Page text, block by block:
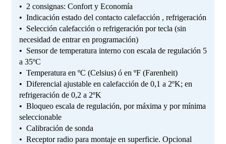
• 2 consignas: Confort y Economía
• Indicación estado del contacto calefacción , refrigeración
• Selección calefacción o refrigeración por tecla (sin
necesidad de entrar en programación)
• Sensor de temperatura interno con escala de regulación 5
a 35ºC
• Temperatura en ºC (Celsius) ó en ºF (Farenheit)
• Diferencial ajustable en calefacción de 0,1 a 2ºK; en
refrigeración de 0,2 a 2ºK
• Bloqueo escala de regulación, por máxima y por mínima
seleccionable
• Calibración de sonda
• Receptor radio para montaje en superficie. Opcional